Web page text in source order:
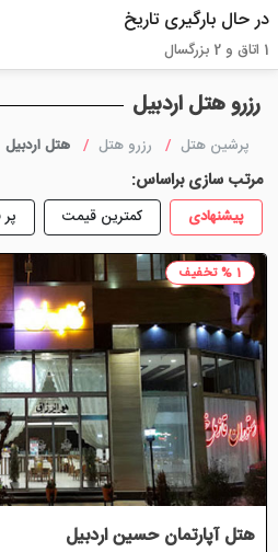
رزرو هتل اردبیل
پرشین هتل رزرو هتل هتل اردبیل
مرتب سازی براساس:
پیشنهادی کمترین قیمت
1 % تخفیف
هتل آپارتمان حسین اردبیل
در حال بارگیری تاریخ
1 اتاق و 2 بزرگسال